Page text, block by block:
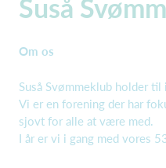
Suså
Om os
Suså Svømmeklub holder
Vi er en forening der har
sjovt for alle at være med.
I år er vi i gang med vores